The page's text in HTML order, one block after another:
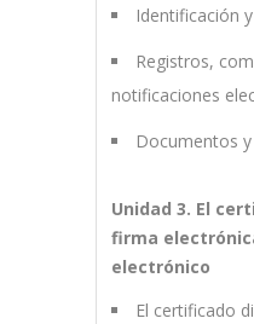
Identificación
Registros,
notificaciones
Documentos
Unidad 3. El
firma
electrónico
El certificado